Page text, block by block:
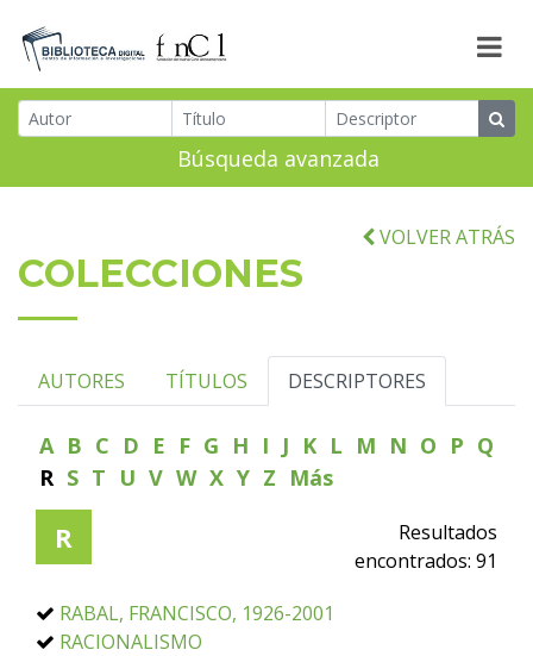
Búsqueda avanzada
VOLVER ATRÁS
COLECCIONES
AUTORES TÍTULOS DESCRIPTORES
A B C D E F G H I J K L M N O P Q
R S T U V W X Y Z Más
R
Resultados
encontrados: 91
RABAL, FRANCISCO, 1926-2001
RACIONALISMO